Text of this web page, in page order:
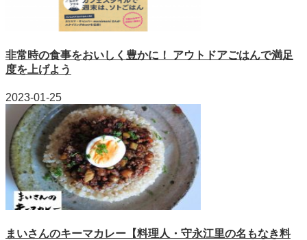
非常時の食事をおいしく豊かに！ アウトドアごはんで満足
度を上げよう
2023-01-25
まいさんのキーマカレー【料理人・守永江里の名もなき料